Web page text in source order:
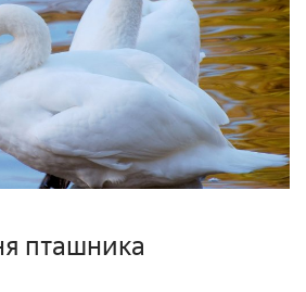
пташника